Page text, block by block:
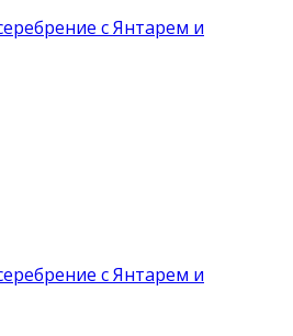
с Янтарем и
с Янтарем и